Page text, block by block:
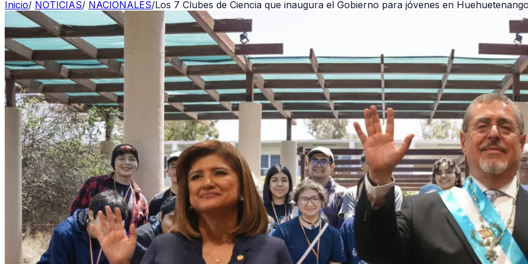
Inicio/ NOTICIAS/ NACIONALES/Los 7 Clubes de Ciencia que inaugura el Gobierno para jóvenes en